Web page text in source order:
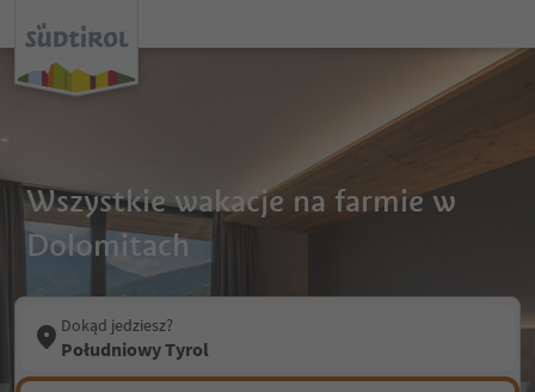
Wszystkie wakacje na farmie w
Dolomitach
Dokąd jedziesz?
Południowy Tyrol